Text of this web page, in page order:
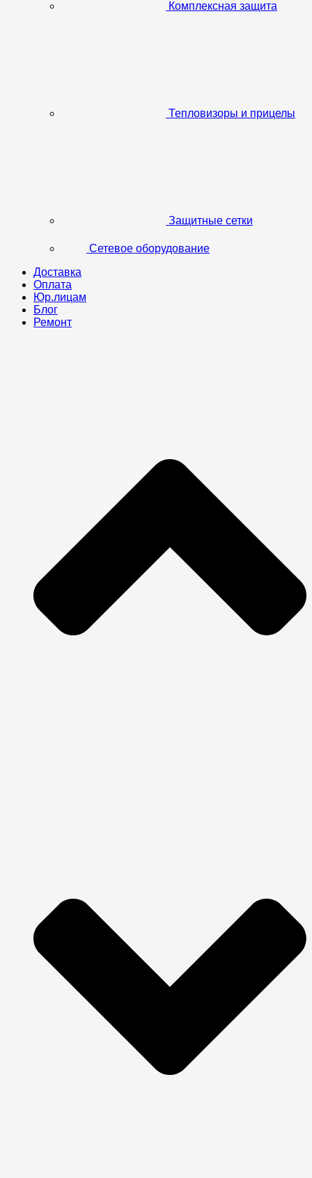
Комплексная защита
Тепловизоры и прицелы
Защитные сетки
Сетевое оборудование
Доставка
Оплата
Юр.лицам
Блог
Ремонт